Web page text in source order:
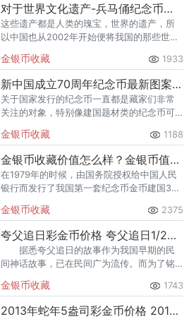
对于世界文化遗产-兵马俑纪念币（1组）背后的历史，你知道多少？
这些遗产都是人类的瑰宝，世界的遗产，所
以中国也从2002年开始便将我国的那些世界
就是世界文化遗产-兵马俑纪念币（1组）。
金银币收藏 1933
新中国成立70周年纪念币最新图案公布，发行日期终于曝光
关于国家发行的纪念币一直都是藏家们非常
关注的对象，特别像建国题材类的纪念币可
次发行的建国纪念币都一直深受藏家的关
注，而最近将要发行的新中
金银币收藏 1188
金银币收藏价值怎么样？金银币值不值得收藏？
在1979年的时候，由国务院授权给中国人民
银行而发行了我国第一套纪念币金币建国30
属纪念币发展历史的序幕。
金银币收藏 2375
夸父追日彩金币价格 夸父追日1/2盎司彩金币拍卖价格情况
据悉夸父追日的故事作为我国早期的民
间神话故事，已在民间广为流传。而为了铭
概和为后人造福的精神，传承中国的传统文
化，中国人民银行于2002年
金银币收藏 1743
2013年蛇年5盎司彩金币价格 2013年蛇年5盎司彩金币多少钱